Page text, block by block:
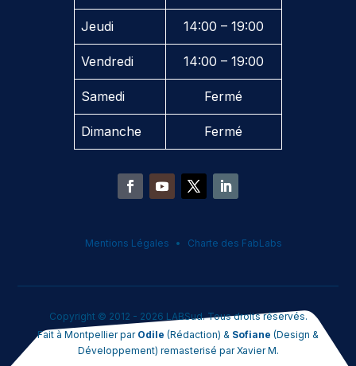
Jeudi 14:00 – 19:00
Vendredi 14:00 – 19:00
Samedi Fermé
Dimanche Fermé
Mentions Légales Charte des FabLabs
Copyright © 2012 - 2026 LABSud. Tous droits réservés.
Fait à Montpellier par Odile (Rédaction) & Sofiane (Design &
Développement) remasterisé par Xavier M.